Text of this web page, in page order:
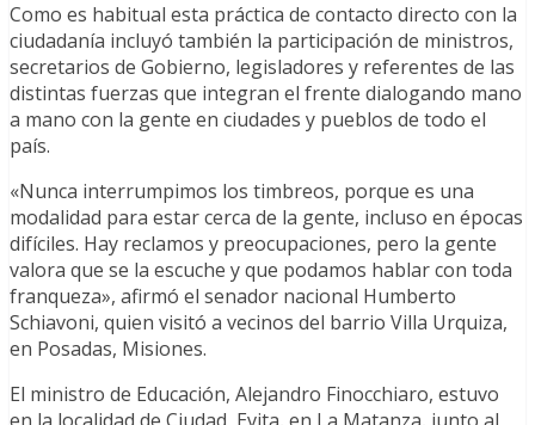
Como es habitual esta práctica de contacto directo con la
ciudadanía incluyó también la participación de ministros,
secretarios de Gobierno, legisladores y referentes de las
distintas fuerzas que integran el frente dialogando mano
a mano con la gente en ciudades y pueblos de todo el
país.
«Nunca interrumpimos los timbreos, porque es una
modalidad para estar cerca de la gente, incluso en épocas
difíciles. Hay reclamos y preocupaciones, pero la gente
valora que se la escuche y que podamos hablar con toda
franqueza», afirmó el senador nacional Humberto
Schiavoni, quien visitó a vecinos del barrio Villa Urquiza,
en Posadas, Misiones.
El ministro de Educación, Alejandro Finocchiaro, estuvo